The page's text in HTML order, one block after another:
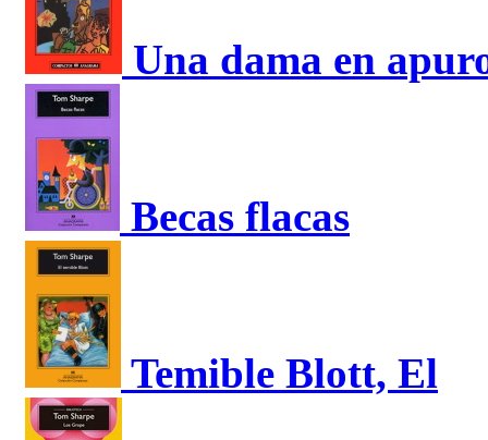
Una dama en
Becas flacas
Temible Blott, El